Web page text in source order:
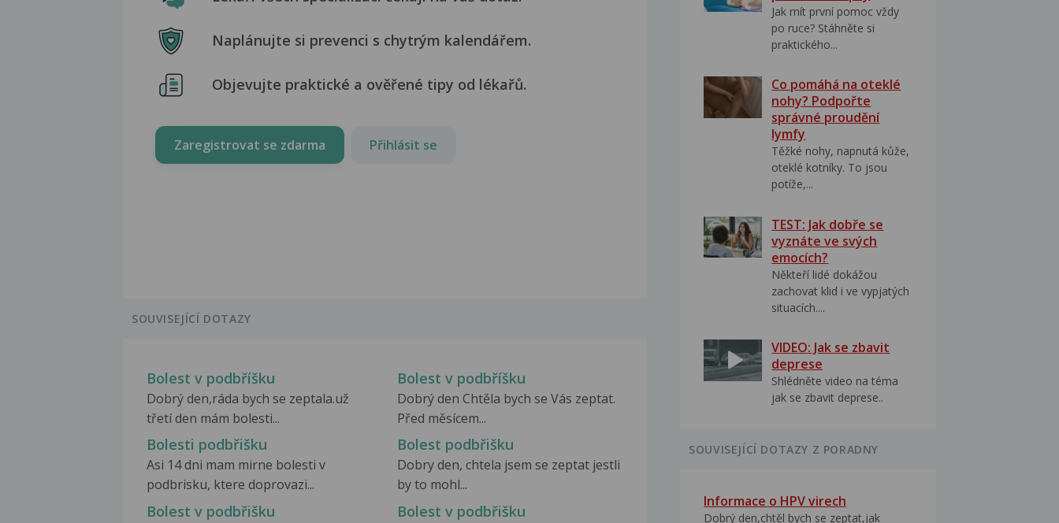
Naplánujte si prevenci s chytrým kalendářem.
Objevujte praktické a ověřené tipy od lékařů.
Zaregistrovat se zdarma Přihlásit se
SOUVISEJÍCÍ DOTAZY
Bolest v podbříšku
Dobrý den,ráda bych se zeptala.už
třetí den mám bolesti...
Bolest v podbříšku
Dobrý den Chtěla bych se Vás zeptat.
Před měsícem...
Bolesti podbřišku
Asi 14 dni mam mirne bolesti v
podbrisku, ktere doprovazi...
Bolest podbřišku
Dobry den, chtela jsem se zeptat jestli
by to mohl...
Bolest v podbřišku Bolest v podbřišku
Jak mít první pomoc vždy
po ruce? Stáhněte si
praktického...
Co pomáhá na oteklé
nohy? Podpořte
správné proudění
lymfy
Těžké nohy, napnutá kůže,
oteklé kotníky. To jsou
potíže,...
TEST: Jak dobře se
vyznáte ve svých
emocích?
Někteří lidé dokážou
zachovat klid i ve vypjatých
situacích....
VIDEO: Jak se zbavit
deprese
Shlédněte video na téma
jak se zbavit deprese..
SOUVISEJÍCÍ DOTAZY Z PORADNY
Informace o HPV virech
Dobrý den,chtěl bych se zeptat,jak